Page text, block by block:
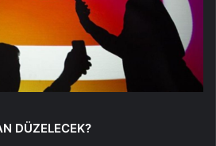
DÜZELECEK?